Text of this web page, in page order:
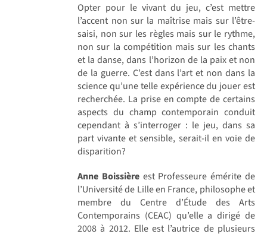
Opter pour le vivant du jeu, c’est mettre
l’accent non sur la maîtrise mais sur l’être-
saisi, non sur les règles mais sur le rythme,
non sur la compétition mais sur les chants
et la danse, dans l’horizon de la paix et non
de la guerre. C’est dans l’art et non dans la
science qu’une telle expérience du jouer est
recherchée. La prise en compte de certains
aspects du champ contemporain conduit
cependant à s’interroger : le jeu, dans sa
part vivante et sensible, serait-il en voie de
disparition?
Anne Boissière est Professeure émérite de
l’Université de Lille en France, philosophe et
membre du Centre d’Étude des Arts
Contemporains (CEAC) qu’elle a dirigé de
2008 à 2012. Elle est l’autrice de plusieurs